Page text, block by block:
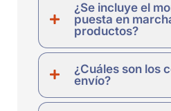
¿Se incluye el
puesta en
productos?
¿Cuáles son los
envío?